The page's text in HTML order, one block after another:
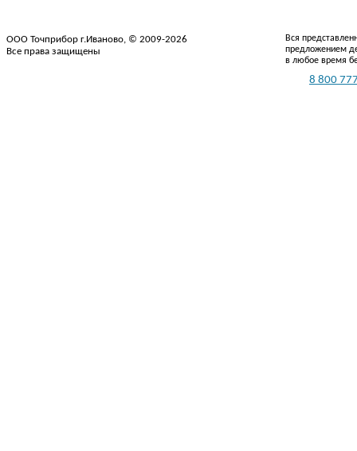
ООО Точприбор г.Иваново, © 2009-2026
Все права защищены
Вся
предложением
в любое время
8 800